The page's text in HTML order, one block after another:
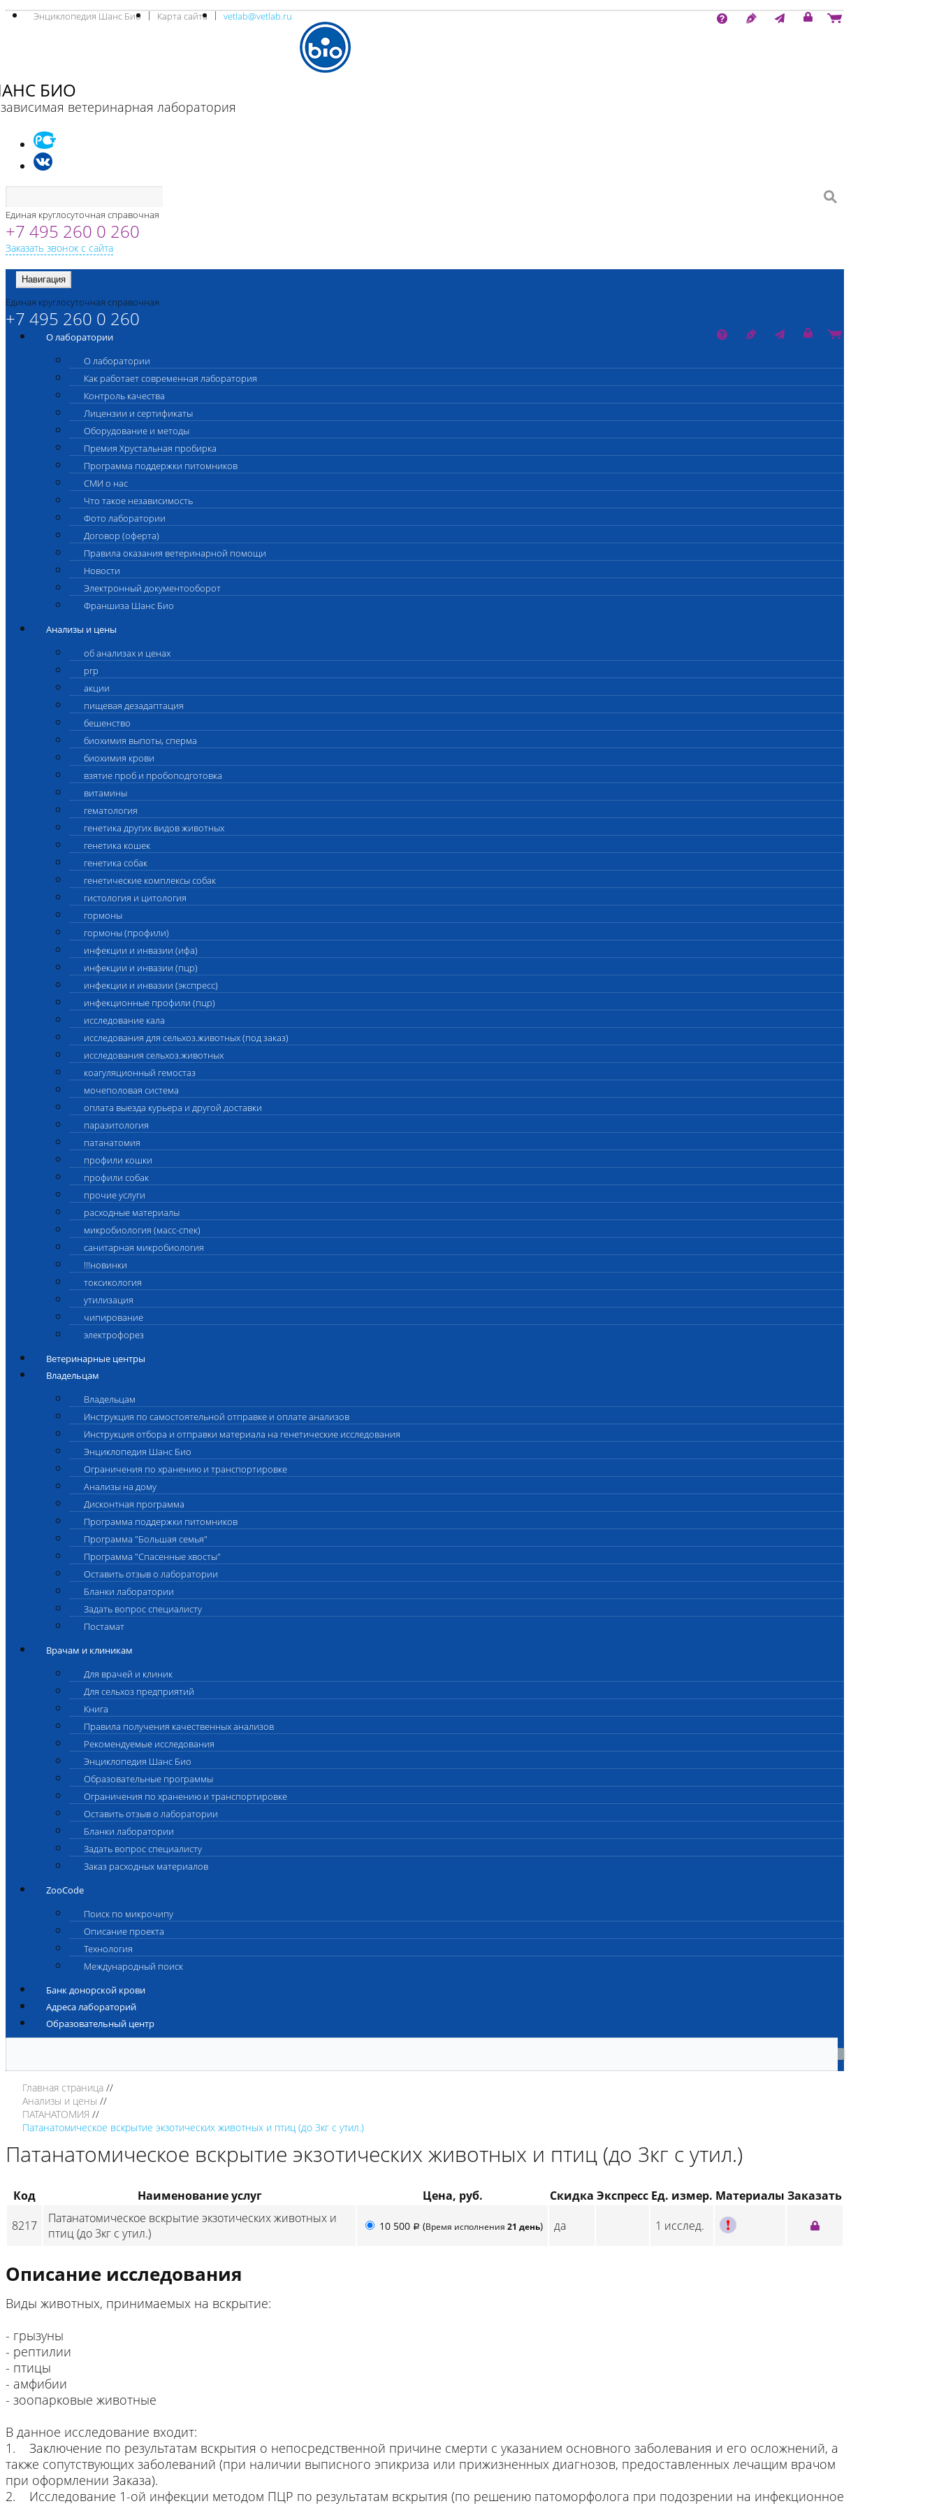
Энциклопедия Шанс Био Карта сайта vetlab@vetlab.ru
БИО
ветеринарная лаборатория
Единая круглосуточная справочная
+7 495 260 0 260
Заказать звонок с сайта
Навигация
Единая круглосуточная справочная
+7 495 260 0 260
О лаборатории
О лаборатории
Как работает современная лаборатория
Контроль качества
Лицензии и сертификаты
Оборудование и методы
Премия Хрустальная пробирка
Программа поддержки питомников
СМИ о нас
Что такое независимость
Фото лаборатории
Договор (оферта)
Правила оказания ветеринарной помощи
Новости
Электронный документооборот
Франшиза Шанс Био
Анализы и цены
об анализах и ценах
prp
акции
пищевая дезадаптация
бешенство
биохимия выпоты, сперма
биохимия крови
взятие проб и пробоподготовка
витамины
гематология
генетика других видов животных
генетика кошек
генетика собак
генетические комплексы собак
гистология и цитология
гормоны
гормоны (профили)
инфекции и инвазии (ифа)
инфекции и инвазии (пцр)
инфекции и инвазии (экспресс)
инфекционные профили (пцр)
исследование кала
исследования для сельхоз.животных (под заказ)
исследования сельхоз.животных
коагуляционный гемостаз
мочеполовая система
оплата выезда курьера и другой доставки
паразитология
патанатомия
профили кошки
профили собак
прочие услуги
расходные материалы
микробиология (масс-спек)
санитарная микробиология
!!!новинки
токсикология
утилизация
чипирование
электрофорез
Ветеринарные центры
Владельцам
Владельцам
Инструкция по самостоятельной отправке и оплате анализов
Инструкция отбора и отправки материала на генетические исследования
Энциклопедия Шанс Био
Ограничения по хранению и транспортировке
Анализы на дому
Дисконтная программа
Программа поддержки питомников
Программа "Большая семья"
Программа "Спасенные хвосты"
Оставить отзыв о лаборатории
Бланки лаборатории
Задать вопрос специалисту
Постамат
Врачам и клиникам
Для врачей и клиник
Для сельхоз предприятий
Книга
Правила получения качественных анализов
Рекомендуемые исследования
Энциклопедия Шанс Био
Образовательные программы
Ограничения по хранению и транспортировке
Оставить отзыв о лаборатории
Бланки лаборатории
Задать вопрос специалисту
Заказ расходных материалов
ZooCode
Поиск по микрочипу
Описание проекта
Технология
Международный поиск
Банк донорской крови
Адреса лабораторий
Образовательный центр
Главная страница
Анализы и цены
ПАТАНАТОМИЯ
Патанатомическое вскрытие экзотических животных и птиц (до 3кг с утил.)
Патанатомическое вскрытие экзотических животных и птиц (до 3кг с утил.)
Код Наименование услуг Цена, руб. Скидка Экспресс Ед. измер. Материалы Заказать
8217
Патанатомическое вскрытие экзотических животных и
птиц (до 3кг с утил.)
10 500 p (Время исполнения 21 день) да 1 исслед. C
Описание исследования
Виды животных, принимаемых на вскрытие:
- грызуны
- рептилии
- птицы
- амфибии
- зоопарковые животные
В данное исследование входит:
1. Заключение по результатам вскрытия о непосредственной причине смерти с указанием основного заболевания и его осложнений, а
также сопутствующих заболеваний (при наличии выписного эпикриза или прижизненных диагнозов, предоставленных лечащим врачом
при оформлении Заказа).
2. Исследование 1-ой инфекции методом ПЦР по результатам вскрытия (по решению патоморфолога при подозрении на инфекционное